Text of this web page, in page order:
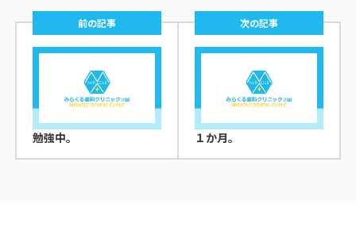
前の記事
勉強中。
次の記事
１か月。